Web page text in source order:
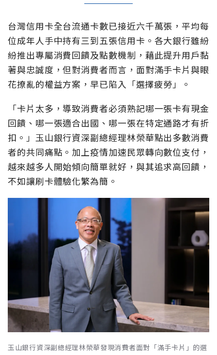
台灣信用卡全台流通卡數已接近六千萬張，平均每
位成年人手中持有三到五張信用卡。各大銀行雖紛
紛推出專屬消費回饋及點數機制，藉此提升用戶黏
著與忠誠度，但對消費者而言，面對滿手卡片與眼
花撩亂的權益方案，早已陷入「選擇疲勞」。
「卡片太多，導致消費者必須熟記哪一張卡有現金
回饋、哪一張適合出國、哪一張在特定通路才有折
扣。」玉山銀行資深副總經理林榮華點出多數消費
者的共同痛點。加上疫情加速民眾轉向數位支付，
越來越多人開始傾向簡單就好，與其追求高回饋，
不如讓刷卡體驗化繁為簡。
玉山銀行資深副總經理林榮華發現消費者面對「滿手卡片」的選